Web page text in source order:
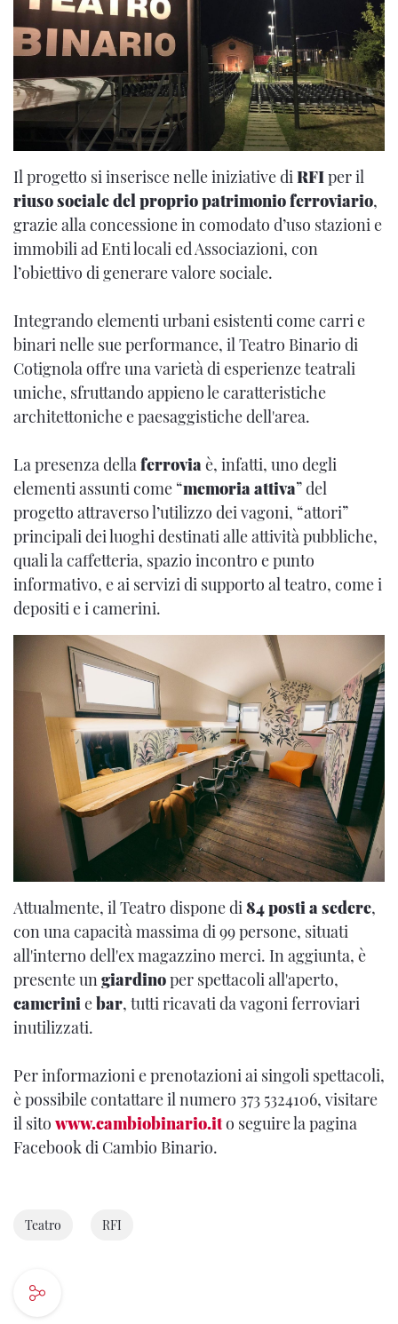
Il progetto si inserisce nelle iniziative di RFIper il
riuso sociale del proprio patrimonio ferroviario,
grazie alla concessione in comodato d’uso stazioni e
immobili ad Enti locali ed Associazioni, con
l’obiettivo di generare valore sociale.
Integrando elementi urbani esistenti come carri e
binari nelle sue performance, il Teatro Binario di
Cotignola offre una varietà di esperienze teatrali
uniche, sfruttando appieno le caratteristiche
architettoniche e paesaggistiche dell'area.
La presenza della ferrovia è, infatti, uno degli
elementi assunti come “memoria attiva” del
progetto attraverso l’utilizzo dei vagoni, “attori”
principali dei luoghi destinati alle attività pubbliche,
quali la caffetteria, spazio incontro e punto
informativo, e ai servizi di supporto al teatro, come i
depositi e i camerini.
Attualmente, il Teatro dispone di84 posti a sedere,
con una capacità massima di 99 persone, situati
all'interno dell'ex magazzino merci. In aggiunta, è
presente ungiardinoper spettacoli all'aperto,
cameriniebar, tutti ricavati da vagoni ferroviari
inutilizzati.
Per informazioni e prenotazioni ai singoli spettacoli,
è possibile contattare il numero 373 5324106, visitare
il sito www.cambiobinario.ito seguire la pagina
Facebook di Cambio Binario.
Teatro RFI